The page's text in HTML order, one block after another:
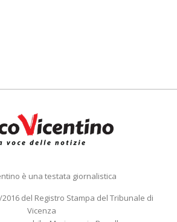
è una testata giornalistica
del Registro Stampa del Tribunale di
Vicenza